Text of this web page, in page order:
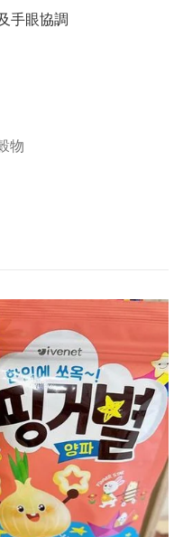
手眼協調
物